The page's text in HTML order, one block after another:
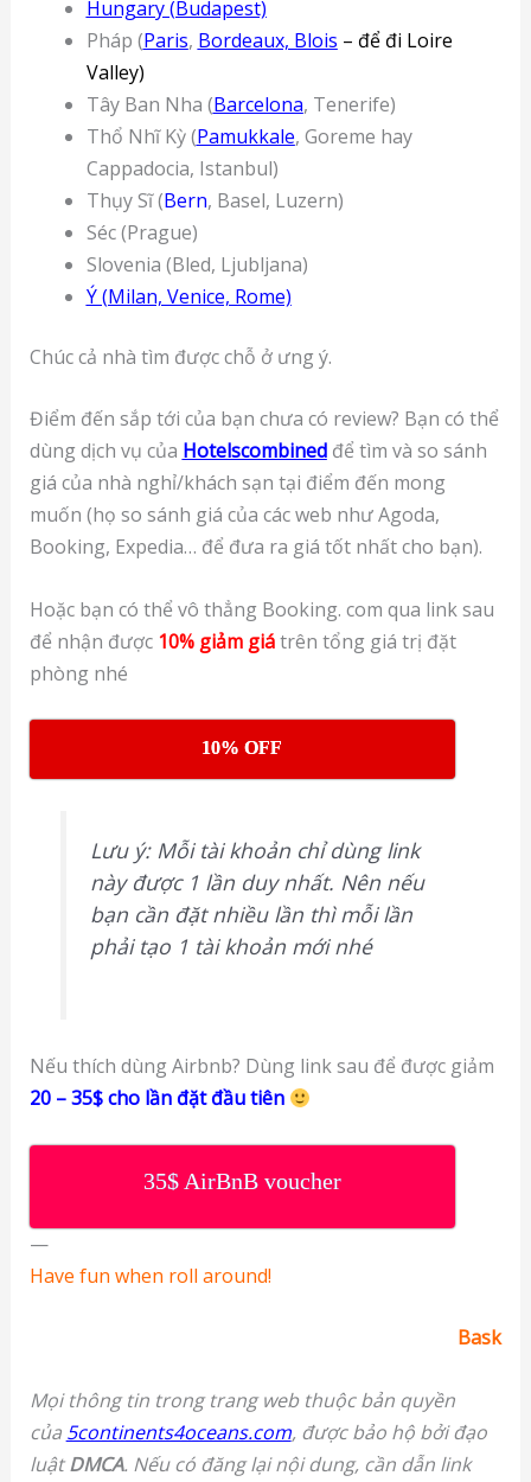
Hungary (Budapest)
Pháp (Paris, Bordeaux, Blois – để đi Loire
Valley)
Tây Ban Nha (Barcelona, Tenerife)
Thổ Nhĩ Kỳ (Pamukkale, Goreme hay
Cappadocia, Istanbul)
Thụy Sĩ (Bern, Basel, Luzern)
Séc (Prague)
Slovenia (Bled, Ljubljana)
Ý (Milan, Venice, Rome)
Chúc cả nhà tìm được chỗ ở ưng ý.
Điểm đến sắp tới của bạn chưa có review? Bạn có thể
dùng dịch vụ của Hotelscombinedđể tìm và so sánh
giá của nhà nghỉ/khách sạn tại điểm đến mong
muốn (họ so sánh giá của các web như Agoda,
Booking, Expedia… để đưa ra giá tốt nhất cho bạn).
Hoặc bạn có thể vô thẳng Booking. com qua link sau
để nhận được 10% giảm giátrên tổng giá trị đặt
phòng nhé
10% OFF
Lưu ý: Mỗi tài khoản chỉ dùng link
này được 1 lần duy nhất. Nên nếu
bạn cần đặt nhiều lần thì mỗi lần
phải tạo 1 tài khoản mới nhé
Nếu thích dùng Airbnb? Dùng link sau để được giảm
20 –35$ cho lần đặt đầu tiên
35$ AirBnB voucher
—
Have fun when roll around!
Bask
Mọi thông tin trong trang web thuộc bản quyền
của 5continents4oceans.com, được bảo hộ bởi đạo
luậtDMCA. Nếu có đăng lại nội dung, cần dẫn link